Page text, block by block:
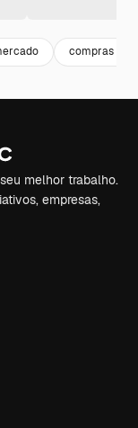
compras
melhor trabalho.
empresas,